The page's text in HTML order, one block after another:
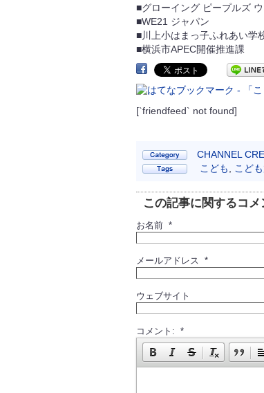
■グローイング ピープルズ
■WE21 ジャパン
■川上小はまっ子ふれあい学
■横浜市APEC開催推進課
[`friendfeed` not found]
CHANNEL
こども
こど
この記事に関するコメ
お名前 *
メールアドレス *
ウェブサイト
コメント: *